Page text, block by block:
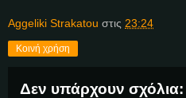
Aggeliki Strakatou στις 23:24
Κοινή χρήση
Δεν υπάρχουν σχόλια: